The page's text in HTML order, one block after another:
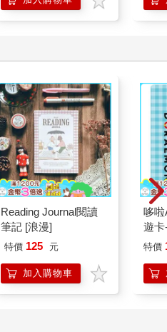
Reading Journal閱讀
筆記 [浪漫]
特價 125 元
加入購物車
哆啦
遊
代銷
特價